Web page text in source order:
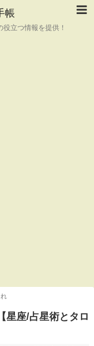
帳
立つ情報を提供！
星座/占星術とタロ